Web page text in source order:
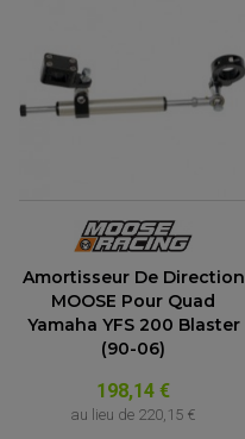
Amortisseur De Direction
MOOSE Pour Quad
Yamaha YFS 200 Blaster
(90-06)
198,14 €
au lieu de 220,15 €